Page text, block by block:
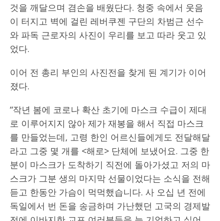
것을 깨달으며 겸손을 배웠단다. 청중 속에서 웃음
이 터지고 벽에 걸린 레버쿠젠 구단의 차범근 선수
와 파독 근로자의 사진이 우리를 보고 따라 웃고 있
었다.
이어 전 총리 부인의 사진전을 찾게 된 계기가 이어
졌다.
“작년 봄에 코로나 확산 초기에 마스크 수급이 제대
로 이루어지지 않아 제가 재봉을 해서 직접 마스크
를 만들었는데, 고령 한인 어르신들에게도 전달해달
라고 그중 몇 개를 <해로> 단체에 보냈어요. 그중 한
분이 마스크가 도착하기 직전에 돌아가셨고 저의 마
스크가 그분 생의 마지막 선물이었다는 소식을 전해
듣고 한동안 가슴이 먹먹했습니다. 사 오십 년 전에
독일에서 번 돈을 송금하며 가난했던 고국의 경제발